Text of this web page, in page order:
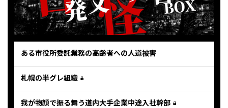
ある市役所委託業務の高齢者への人道被害
札幌の半グレ組織
我が物顔で振る舞う道内大手企業中途入社幹部